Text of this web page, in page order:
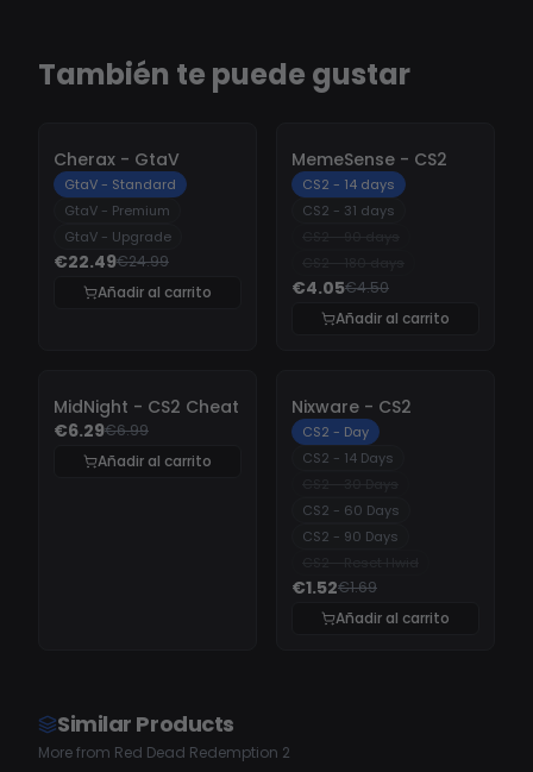
También te puede gustar
-
Cherax - GtaV
GtaV - Standard
GtaV - Premium
GtaV - Upgrade
€22.49€24.99
Añadir al carrito
MemeSense - CS2
CS2 - 14 days
CS2 - 31 days
€4.05€4.50
Añadir al carrito
- 10%
MidNight - CS2 Cheat
€6.29€6.99
Añadir al carrito
-
Nixware - CS2
CS2 - Day
CS2 - 14 Days
CS2 - 60 Days
CS2 - 90 Days
€1.52€1.69
Añadir al carrito
Similar Products
More from Red Dead Redemption 2
UNDETECTED UNDETECTED